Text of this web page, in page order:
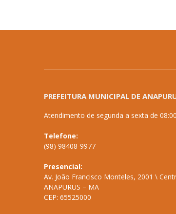
PREFEITURA MUNICIPAL DE
Atendimento de segunda a sexta de
Telefone:
(98) 98408-9977
Presencial:
Av. João Francisco Monteles, 2001 \
ANAPURUS – MA
CEP: 65525000